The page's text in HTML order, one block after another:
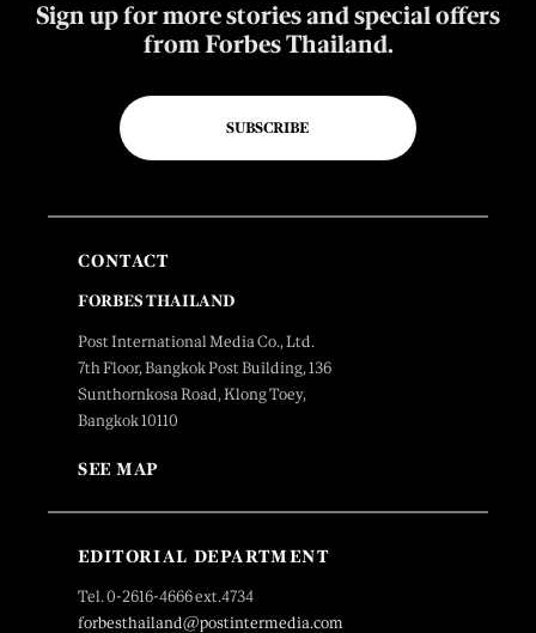
Sign up for more stories and special offers
from Forbes Thailand.
SUBSCRIBE
CONTACT
FORBES THAILAND
Post International Media Co., Ltd.
7th Floor, Bangkok Post Building, 136
Sunthornkosa Road, Klong Toey,
Bangkok 10110
SEE MAP
EDITORIAL DEPARTMENT
Tel. 0-2616-4666 ext.4734
forbesthailand@postintermedia.com